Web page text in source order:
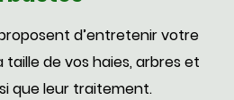
d’entretenir votre
taille de vos haies, arbres et
que leur traitement.